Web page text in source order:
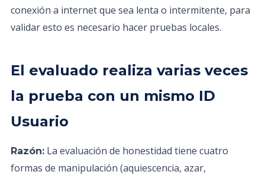
conexión a internet que sea lenta o intermitente, para
validar esto es necesario hacer pruebas locales.
El evaluado realiza varias veces
la prueba con un mismo ID
Usuario
Razón: La evaluación de honestidad tiene cuatro
formas de manipulación (aquiescencia, azar,